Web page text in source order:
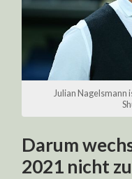
Julian Nagelsmann
Darum
2021 nicht